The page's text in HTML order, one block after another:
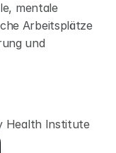
mentale
Arbeitsplätze
und
Health Institute